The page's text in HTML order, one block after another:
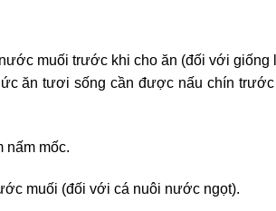
muối trước khi cho ăn (đối với giống
ăn tươi sống cần được nấu chín
nấm mốc.
muối (đối với cá nuôi nước ngọt).